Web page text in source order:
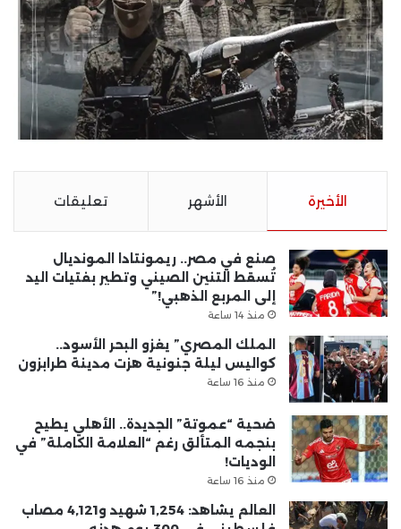
الأخيرة الأشهر تعليقات
صنع في مصر.. ريمونتادا المونديال
تُسقط التنين الصيني وتطير بفتيات اليد
إلى المربع الذهبي!”
منذ 14 ساعة
الملك المصري” يغزو البحر الأسود..
كواليس ليلة جنونية هزت مدينة طرابزون
منذ 16 ساعة
ضحية “عموتة” الجديدة.. الأهلي يطيح
بنجمه المتألق رغم “العلامة الكاملة” في
الوديات!
منذ 16 ساعة
العالم يشاهد: 1,254 شهيد و4,121 مصاب